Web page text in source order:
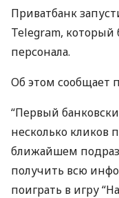
Приватбанк
Telegram, который
персонала.
Об этом сообщает
“Первый
несколько кликов
ближайшем
получить всю
поиграть в игру